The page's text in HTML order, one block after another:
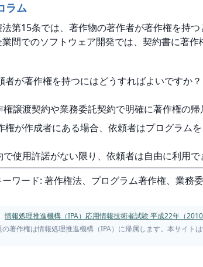
ラム
第15条では、著作物の著作者が著作権を持
間でのソフトウェア開発では、契約書に著
者が著作権を持つにはどうすればよいですか？
権譲渡契約や業務委託契約で明確に著作権の帰
権が作成者にある場合、依頼者はプログラム
で使用許諾がない限り、依頼者は自由に利用で
ワード: 著作権法、プログラム著作権、業務
情報処理推進機構（IPA）応用情報技術者試験 平成22年（
の著作権は情報処理推進機構（IPA）に帰属します。本サイト